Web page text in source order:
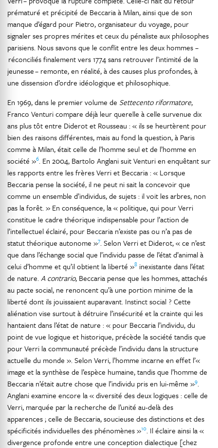
prématuré et précipité de Beccaria à Milan, ainsi que de son
manque d’égard pour Pietro, organisateur du voyage, pour
signaler ses propres mérites et ceux du pénaliste aux philosophes
parisiens. Nous savons que le conflit entre les deux hommes –
réconciliés finalement vers 1774 sans retrouver l’intimité de la
jeunesse – remonte, en réalité, à des causes plus profondes, à
une dissension d’ordre idéologique et philosophique.
En 1969, dans le premier volume de Settecento riformatore,
Franco Venturi compare déjà leur querelle à celle survenue dix
ans plus tôt entre Diderot et Rousseau : « ils se heurtèrent pour
bien des raisons différentes, mais au fond la question, à Paris
comme à Milan, était celle de l’homme seul et de l’homme en
société »6. En 2004, Bartolo Anglani suit Venturi en enquêtant sur
les rapports entre les frères Verri et Beccaria : « Lorsque
Beccaria pense la société, il ne peut ni sait la concevoir que
comme un ensemble d’individus, de sujets : il voit les arbres, non
pas la forêt. » En conséquence, la « politique, qui pour Verri
constitue le cadre théorique indispensable pour l’action de
l’intellectuel éclairé, pour Beccaria n’existe pas ou n’a pas de
statut théorique autonome »7. Selon Verri et Diderot, « ce n’est
que dans l’échange social que l’individu passe de l’état d’animal à
celui d’homme et qu’il obtient la liberté »8 inexistante dans l’état
de nature.A contrario, Beccaria pense que les hommes, attachés
au pacte social, ne renoncent qu’à une portion minime de la
liberté dont ils jouissaient auparavant. Instinct social ? Cette
aliénation vise surtout à détruire l’insécurité et la crainte qui les
hantaient dans l’état de nature : « pour Beccaria l’individu, du
point de vue logique et historique, précède la société tandis que
pour Verri la communauté précède l’individu dans la structure
actuelle du monde ». Selon Verri, l’homme incarne en effet l’«
image et la synthèse de l’espèce humaine, tandis que l’homme de
Beccaria n’était autre chose que l’individu pris en lui-même »9.
Anglani examine encore la « diversité des deux logiques : celle de
Verri, marquée par la recherche de l’unité au-delà des
apparences ; celle de Beccaria, soucieuse des distinctions et des
spécificités individuelles des phénomènes »10. Il éclaire ainsi la «
divergence profonde entre une conception dialectique [chez